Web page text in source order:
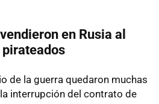
en Rusia al
de la guerra quedaron muchas
interrupción del contrato de